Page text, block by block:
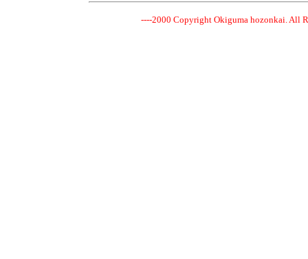
----2000 Copyright Okiguma hozonkai.